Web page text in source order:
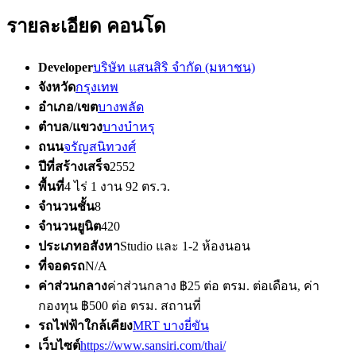
รายละเอียด คอนโด
Developerบริษัท แสนสิริ จำกัด (มหาชน)
จังหวัดกรุงเทพ
อำเภอ/เขตบางพลัด
ตำบล/แขวงบางบำหรุ
ถนนจรัญสนิทวงศ์
ปีที่สร้างเสร็จ2552
พื้นที่4 ไร่ 1 งาน 92 ตร.ว.
จำนวนชั้น8
จำนวนยูนิต420
ประเภทอสังหาStudio และ 1-2 ห้องนอน
ที่จอดรถN/A
ค่าส่วนกลางค่าส่วนกลาง ฿25 ต่อ ตรม. ต่อเดือน, ค่า
กองทุน ฿500 ต่อ ตรม. สถานที่
รถไฟฟ้าใกล้เคียงMRT บางยี่ขัน
เว็บไซต์https://www.sansiri.com/thai/